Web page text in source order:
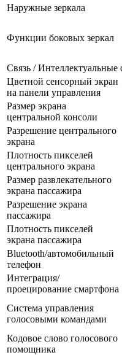
Наружные зеркала
Функции боковых зеркал
Связь / Интеллектуальные
Цветной сенсорный экран
на панели управления
Размер экрана
центральной консоли
Разрешение центрального
экрана
Плотность пикселей
центрального экрана
Размер развлекательного
экрана пассажира
Разрешение экрана
пассажира
Плотность пикселей
экрана пассажира
Bluetooth/автомобильный
телефон
Интеграция/
проецирование смартфона
Система управления
голосовыми командами
Кодовое слово голосового
помощника